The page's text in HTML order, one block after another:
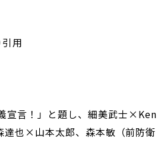
用
宣言！」と題し、細美武士×Ken
也×山本太郎、森本敏（前防衛